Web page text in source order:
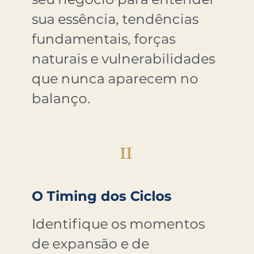
sua essência, tendências
fundamentais, forças
naturais e vulnerabilidades
que nunca aparecem no
balanço.
II
O Timing dos Ciclos
Identifique os momentos
de expansão e de